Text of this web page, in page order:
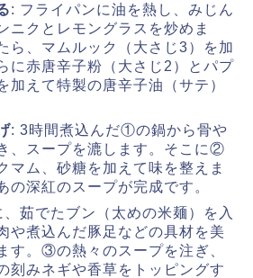
: フライパンに油を熱し、みじん
ニクとレモングラスを炒めま
ら、マムルック（大さじ3）を加
に赤唐辛子粉（大さじ2）とパプ
加えて特製の唐辛子油（サテ）
: 3時間煮込んだ①の鍋から骨や
、スープを漉します。そこに②
マム、砂糖を加えて味を整えま
の深紅のスープが完成です。
、茹でたブン（太めの米麺）を入
や煮込んだ豚足などの具材を美
す。③の熱々のスープを注ぎ、
刻みネギや香草をトッピングす